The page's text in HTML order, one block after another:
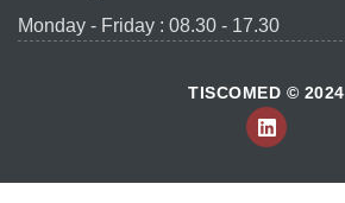
Monday - Friday : 08.30 - 17.30
TISCOMED © 2024